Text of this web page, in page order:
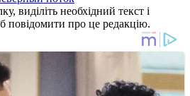
виділіть необхідний текст і
повідомити про це редакцію.